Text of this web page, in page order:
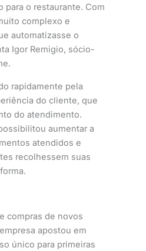
para o restaurante. Com
complexo e
automatizasse o
Igor Remigio, sócio-
rapidamente pela
do cliente, que
do atendimento.
aumentar a
atendidos e
recolhessem suas
compras de novos
apostou em
único para primeiras